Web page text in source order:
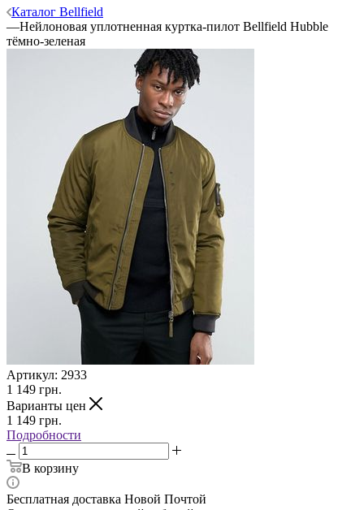
Каталог Bellfield
—Нейлоновая уплотненная куртка-пилот Bellfield Hubble
тёмно-зеленая
Артикул: 2933
1 149 грн.
Варианты цен
1 149 грн.
Подробности
В корзину
Бесплатная доставка Новой Почтой